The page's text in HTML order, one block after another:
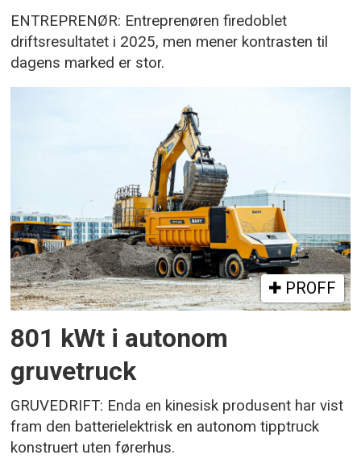
ENTREPRENØR: Entreprenøren firedoblet
driftsresultatet i 2025, men mener kontrasten til
dagens marked er stor.
PROFF
801 kWt i autonom
gruvetruck
GRUVEDRIFT: Enda en kinesisk produsent har vist
fram den batterielektrisk en autonom tipptruck
konstruert uten førerhus.